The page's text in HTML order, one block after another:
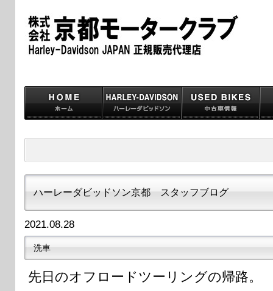
ハーレーダビッドソン京都 スタッフブログ
2021.08.28
洗車
先日のオフロードツーリングの帰路。